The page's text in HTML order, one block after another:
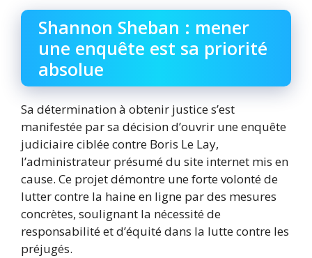
Shannon Sheban : mener
une enquête est sa priorité
absolue
Sa détermination à obtenir justice s’est
manifestée par sa décision d’ouvrir une enquête
judiciaire ciblée contre Boris Le Lay,
l’administrateur présumé du site internet mis en
cause. Ce projet démontre une forte volonté de
lutter contre la haine en ligne par des mesures
concrètes, soulignant la nécessité de
responsabilité et d’équité dans la lutte contre les
préjugés.